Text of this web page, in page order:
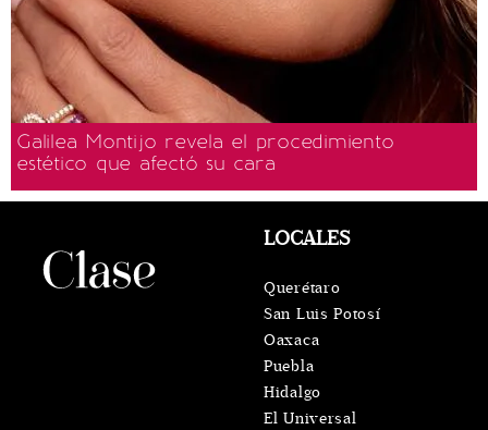
Galilea Montijo revela el procedimiento
estético que afectó su cara
LOCALES
Querétaro
San Luis Potosí
Oaxaca
Puebla
Hidalgo
El Universal